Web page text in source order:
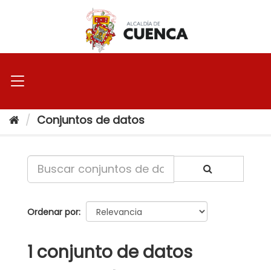
Conjuntos de datos
Ordenar por
1 conjunto de datos